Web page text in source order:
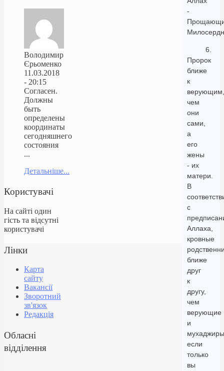
-
6.
Пророк
ближе
к
верующим,
чем
они
сами,
а
его
жены
- их
матери.
В
с
Аллаха,
кровные
ближе
друг
к
другу,
чем
верующие
и
если
только
вы
Володимир
Єрьоменко
11.03.2018
- 20:15
Согласен.
Должны
быть
определены
координаты
сегодняшнего
состояния
...
Детальніше...
Користувачі
На сайті один
гість та відсутні
користувачі
Лінки
Карта
сайту
Вакансії
Зворотний
зв'язок
Редакція
Обласні
відділення